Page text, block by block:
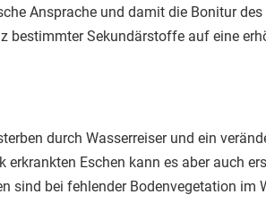
Ansprache und damit die Bonitur
bestimmter Sekundärstoffe auf eine
durch Wasserreiser und ein
Eschen kann es aber auch
bei fehlender Bodenvegetation im